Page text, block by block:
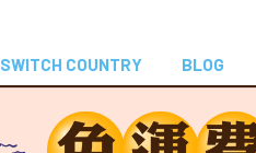
SWITCH COUNTRY BLOG